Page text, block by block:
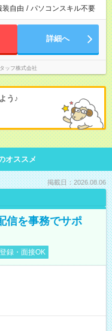
装自由 / パソコンスキル不要
詳細へ
ッフ株式会社
う♪
オススメ
掲載日：2026.08.06
信を事務でサポ
録・面接OK